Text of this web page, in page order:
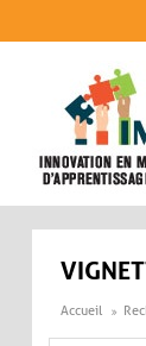
Accueil